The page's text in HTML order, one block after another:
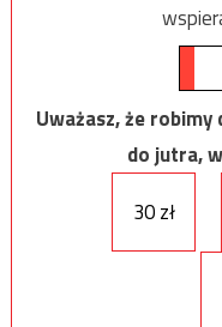
Uważasz, że
do jutra,
30 zł